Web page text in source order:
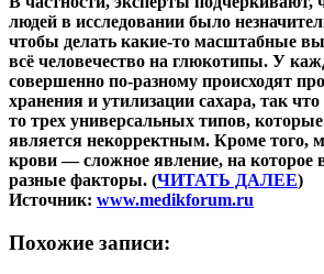
людей в исследовании было
чтобы делать какие-то масштабные
всё человечество на глюкотипы. У
совершенно по-разному происходят
хранения и утилизации сахара, так
то трех универсальных типов,
является некорректным. Кроме того,
крови — сложное явление, на которое
разные факторы. (ЧИТАТЬ ДАЛЕЕ)
Источник: www.medikforum.ru
Похожие записи: